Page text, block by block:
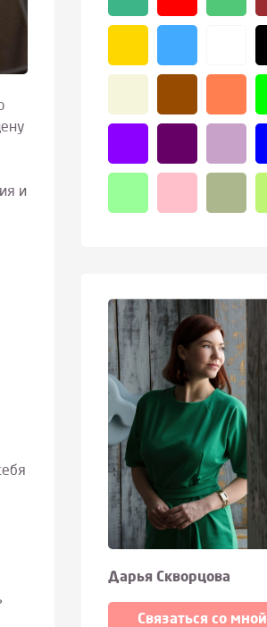
и
Дарья Скворцова
Связаться со мной